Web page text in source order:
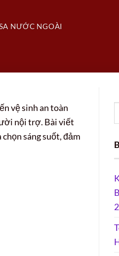
NƯỚC NGOÀI
vệ sinh an toàn
nội trợ. Bài viết
sáng suốt, đảm